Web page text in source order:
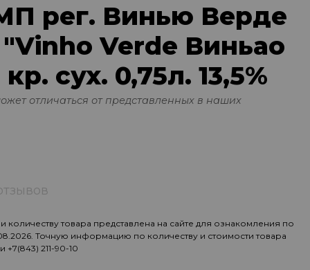
рег. Винью Верде
"Vinho Verde Виньао
сух. 0,75л. 13,5%
отличаться от представленных в наших
товара представлена на сайте для ознакомления по
Точную информацию по количеству и стоимости товара
+7(843) 211-90-10